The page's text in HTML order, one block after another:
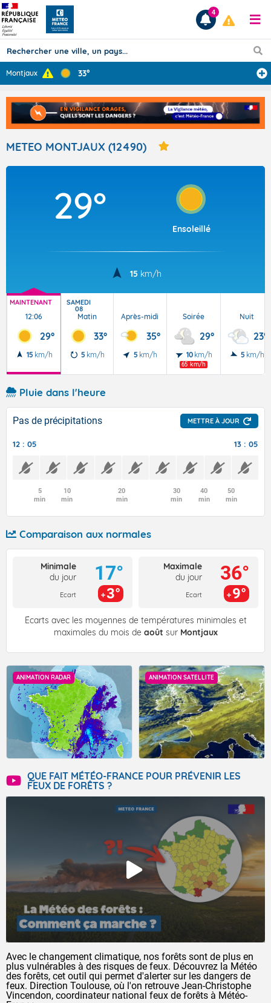
Prévisions
TOUS LES RÉSULTATS
Articles
4
Montjaux 33°
METEO MONTJAUX (12490)
29°
Ensoleillé
15 km/h
MAINTENANT
12:06
29°
15 km/h
SAMEDI
08
Matin
33°
5 km/h
Après-midi
35°
5 km/h
Soirée
29°
10 km/h
65 km/h
Nuit
23°
5 km/h
Pluie dans l'heure
Pas de précipitations METTRE À JOUR
12 : 05 13 : 05
5
min
10
min
20
min
30
min
40
min
50
min
Comparaison aux normales
Minimale
du jour
Ecart
17°
3°
Maximale
du jour
Ecart
36°
9°
Écarts avec les moyennes de températures minimales et
maximales du mois de août sur Montjaux
ANIMATION RADAR ANIMATION SATELLITE
QUE FAIT MÉTÉO-FRANCE POUR PRÉVENIR LES
FEUX DE FORÊTS ?
Avec le changement climatique, nos forêts sont de plus en
plus vulnérables à des risques de feux. Découvrez la Météo
des forêts, cet outil qui permet d'alerter sur les dangers de
feux. Direction Toulouse, où l'on retrouve Jean-Christophe
Vincendon, coordinateur national feux de forêts à Météo-